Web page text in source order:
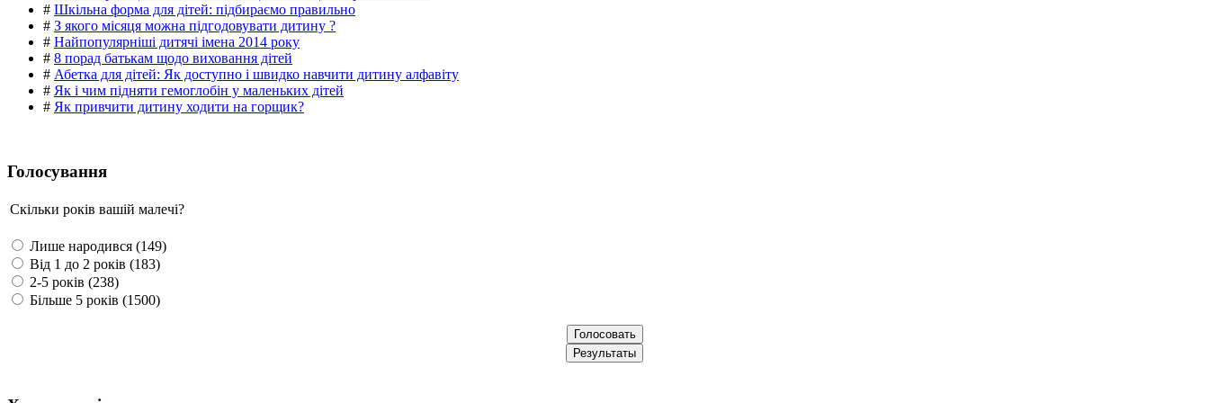
# Шкільна форма для дітей: підбираємо правильно
# З якого місяця можна підгодовувати дитину ?
# Найпопулярніші дитячі імена 2014 року
# 8 порад батькам щодо виховання дітей
# Абетка для дітей: Як доступно і швидко навчити дитину алфавіту
# Як і чим підняти гемоглобін у маленьких дітей
# Як привчити дитину ходити на горщик?
Голосування
Скільки років вашій малечі?
Лише народився (149)
Від 1 до 2 років (183)
2-5 років (238)
Більше 5 років (1500)